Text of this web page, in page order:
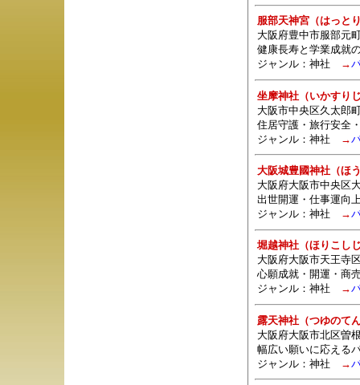
服部天神宮（はっと
大阪府豊中市服部元
健康長寿と学業成就
ジャンル： 神社 →
坐摩神社（いかすり
大阪市中央区久太郎
住居守護・旅行安全
ジャンル： 神社 →
大阪城豊國神社（ほ
大阪府大阪市中央区
出世開運・仕事運向
ジャンル： 神社 →
堀越神社（ほりこし
大阪府大阪市天王寺
心願成就・開運・商
ジャンル： 神社 →
露天神社（つゆのて
大阪府大阪市北区曽
幅広い願いに応える
ジャンル： 神社 →